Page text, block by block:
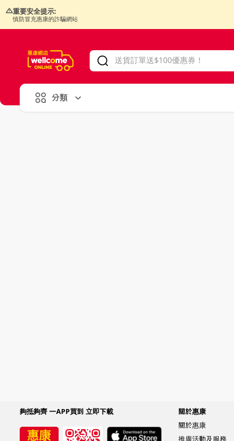
重要安全提示:
慎防冒充惠康的詐騙網站
分類
夠抵夠齊 一APP買到 立即下載
關於惠康
關於惠康
推廣活動及服務